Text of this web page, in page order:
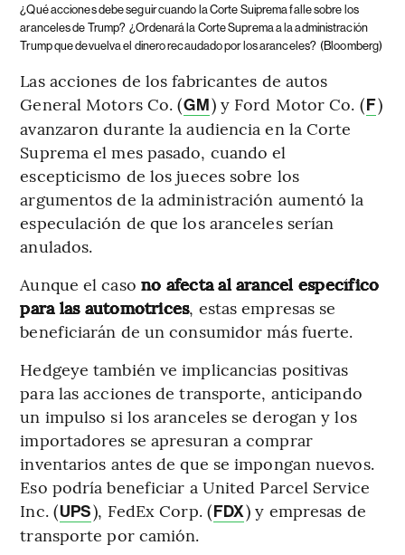
¿Qué acciones debe seguir cuando la Corte Suiprema falle sobre los
aranceles de Trump? ¿Ordenará la Corte Suprema a la administración
Trump que devuelva el dinero recaudado por los aranceles? (Bloomberg)
Las acciones de los fabricantes de autos
General Motors Co. (GM) y Ford Motor Co. (F)
avanzaron durante la audiencia en la Corte
Suprema el mes pasado, cuando el
escepticismo de los jueces sobre los
argumentos de la administración aumentó la
especulación de que los aranceles serían
anulados.
Aunque el caso no afecta al arancel específico
para las automotrices, estas empresas se
beneficiarán de un consumidor más fuerte.
Hedgeye también ve implicancias positivas
para las acciones de transporte, anticipando
un impulso si los aranceles se derogan y los
importadores se apresuran a comprar
inventarios antes de que se impongan nuevos.
Eso podría beneficiar a United Parcel Service
Inc. (UPS), FedEx Corp. (FDX) y empresas de
transporte por camión.